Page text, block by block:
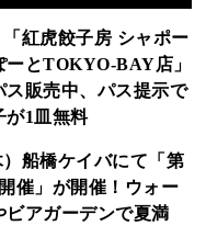
紅虎餃子房 シャポー
とTOKYO-BAY店」
ス販売中、パス提示で
が1皿無料
船橋ケイバにて「第
催」が開催！ウォー
ビアガーデンで夏満